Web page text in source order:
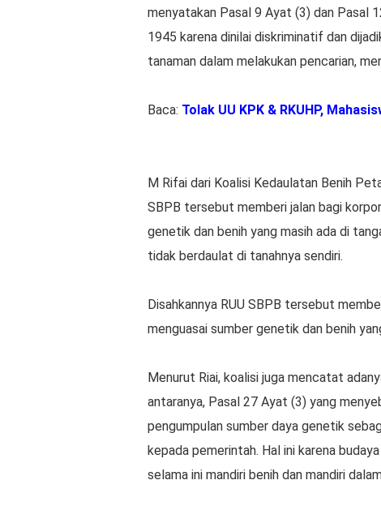
menyatakan Pasal 9 Ayat (3) dan Pasal
1945 karena dinilai diskriminatif dan
tanaman dalam melakukan pencarian,
Baca: Tolak UU KPK & RKUHP,
M Rifai dari Koalisi Kedaulatan Benih
SBPB tersebut memberi jalan bagi
genetik dan benih yang masih ada di
tidak berdaulat di tanahnya sendiri.
Disahkannya RUU SBPB tersebut
menguasai sumber genetik dan benih
Menurut Riai, koalisi juga mencatat
antaranya, Pasal 27 Ayat (3) yang
pengumpulan sumber daya genetik
kepada pemerintah. Hal ini karena
selama ini mandiri benih dan mandiri